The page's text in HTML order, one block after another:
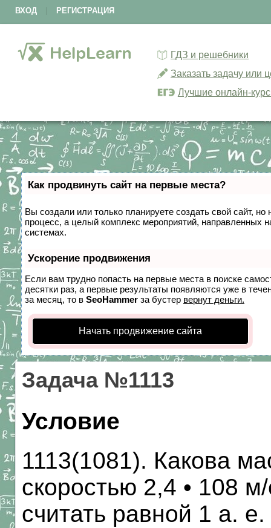
ВХОД РЕГИСТРАЦИЯ
ГДЗ и решебники
Заказать задачу или
Лучшие онлайн-
Как продвинуть сайт на первые места?
Вы создали или только планируете создать свой сайт,
процесс, а целый комплекс мероприятий, направленных
системах.
Ускорение продвижения
Если вам трудно попасть на первые места в поиске
десятки раз, а первые результаты появляются уже в
за месяц, то в SeoHammer за бустер вернут деньги.
Начать продвижение сайта
Задача №1113
Условие
1113(1081). Какова
скоростью 2,4 • 108
считать равной 1 а.